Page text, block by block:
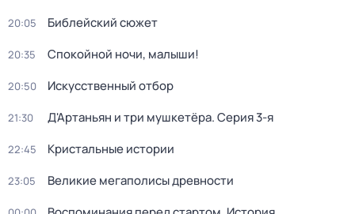
20:05 Библейский сюжет
20:35 Спокойной ночи, малыши!
20:50 Искусственный отбор
21:30 Д'Артаньян и три мушкетёра. Серия 3-я
22:45 Кристальные истории
23:05 Великие мегаполисы древности